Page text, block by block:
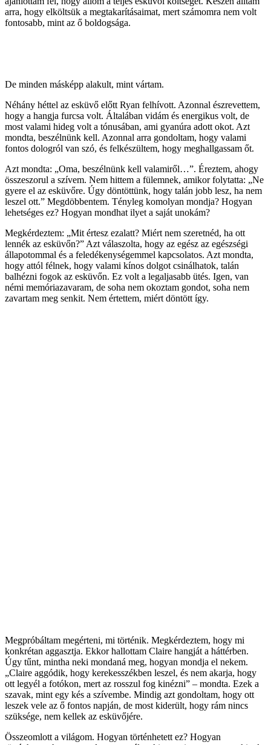
arra, hogy elköltsük a megtakarításaimat, mert számomra nem volt
fontosabb, mint az ő boldogsága.
De minden másképp alakult, mint vártam.
Néhány héttel az esküvő előtt Ryan felhívott. Azonnal észrevettem,
hogy a hangja furcsa volt. Általában vidám és energikus volt, de
most valami hideg volt a tónusában, ami gyanúra adott okot. Azt
mondta, beszélnünk kell. Azonnal arra gondoltam, hogy valami
fontos dologról van szó, és felkészültem, hogy meghallgassam őt.
Azt mondta: „Oma, beszélnünk kell valamiről…”. Éreztem, ahogy
összeszorul a szívem. Nem hittem a fülemnek, amikor folytatta: „Ne
gyere el az esküvőre. Úgy döntöttünk, hogy talán jobb lesz, ha nem
leszel ott.” Megdöbbentem. Tényleg komolyan mondja? Hogyan
lehetséges ez? Hogyan mondhat ilyet a saját unokám?
Megkérdeztem: „Mit értesz ezalatt? Miért nem szeretnéd, ha ott
lennék az esküvőn?” Azt válaszolta, hogy az egész az egészségi
állapotommal és a feledékenységemmel kapcsolatos. Azt mondta,
hogy attól félnek, hogy valami kínos dolgot csinálhatok, talán
balhézni fogok az esküvőn. Ez volt a legaljasabb ütés. Igen, van
némi memóriazavaram, de soha nem okoztam gondot, soha nem
zavartam meg senkit. Nem értettem, miért döntött így.
Megpróbáltam megérteni, mi történik. Megkérdeztem, hogy mi
konkrétan aggasztja. Ekkor hallottam Claire hangját a háttérben.
Úgy tűnt, mintha neki mondaná meg, hogyan mondja el nekem.
„Claire aggódik, hogy kerekesszékben leszel, és nem akarja, hogy
ott legyél a fotókon, mert az rosszul fog kinézni” – mondta. Ezek a
szavak, mint egy kés a szívembe. Mindig azt gondoltam, hogy ott
leszek vele az ő fontos napján, de most kiderült, hogy rám nincs
szüksége, nem kellek az esküvőjére.
Összeomlott a világom. Hogyan történhetett ez? Hogyan